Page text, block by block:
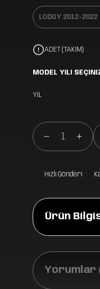
ADET (TAKIM)
MODEL YILI
YIL
Hızlı Gönderi
Ürün
Yorumlar